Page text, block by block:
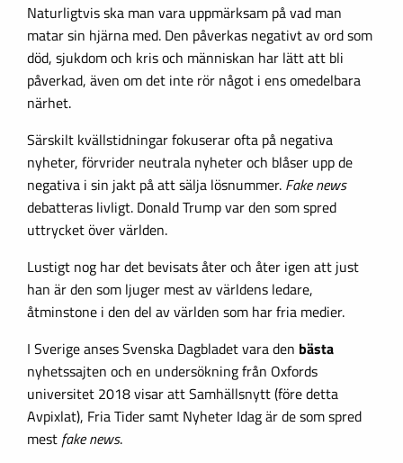
Naturligtvis ska man vara uppmärksam på vad man
matar sin hjärna med. Den påverkas negativt av ord som
död, sjukdom och kris och människan har lätt att bli
påverkad, även om det inte rör något i ens omedelbara
närhet.
Särskilt kvällstidningar fokuserar ofta på negativa
nyheter, förvrider neutrala nyheter och blåser upp de
negativa i sin jakt på att sälja lösnummer. Fake news
debatteras livligt. Donald Trump var den som spred
uttrycket över världen.
Lustigt nog har det bevisats åter och åter igen att just
han är den som ljuger mest av världens ledare,
åtminstone i den del av världen som har fria medier.
I Sverige anses Svenska Dagbladet vara den bästa
nyhetssajten och en undersökning från Oxfords
universitet 2018 visar att Samhällsnytt (före detta
Avpixlat), Fria Tider samt Nyheter Idag är de som spred
mest fake news.